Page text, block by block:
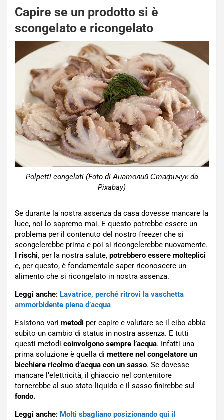
Capire se un prodotto si è
scongelato e ricongelato
Polpetti congelati (Foto di Анатолий Стафичук da
Pixabay)
Se durante la nostra assenza da casa dovesse mancare la
luce, noi lo sapremo mai. E questo potrebbe essere un
problema per il contenuto del nostro freezer che si
scongelerebbe prima e poi si ricongelerebbe nuovamente.
I rischi, per la nostra salute, potrebbero essere molteplici
e, per questo, è fondamentale saper riconoscere un
alimento che si ricongelato in nostra assenza.
Leggi anche: Lavatrice, perché ritrovi la vaschetta
ammorbidente piena d’acqua
Esistono vari metodi per capire e valutare se il cibo abbia
subìto un cambio di status in nostra assenza. E tutti
questi metodi coinvolgono sempre l’acqua. Infatti una
prima soluzione è quella di mettere nel congelatore un
bicchiere ricolmo d’acqua con un sasso. Se dovesse
mancare l’elettricità, il ghiaccio nel contenitore
tornerebbe al suo stato liquido e il sasso finirebbe sul
fondo.
Leggi anche: Molti sbagliano posizionando qui il